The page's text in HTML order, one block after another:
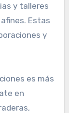
y talleres
Estas
y
es más
en